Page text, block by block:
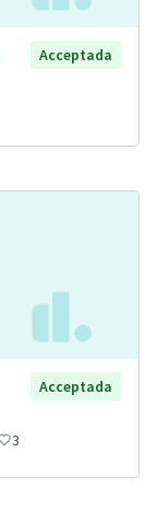
Acceptada
Acceptada
3